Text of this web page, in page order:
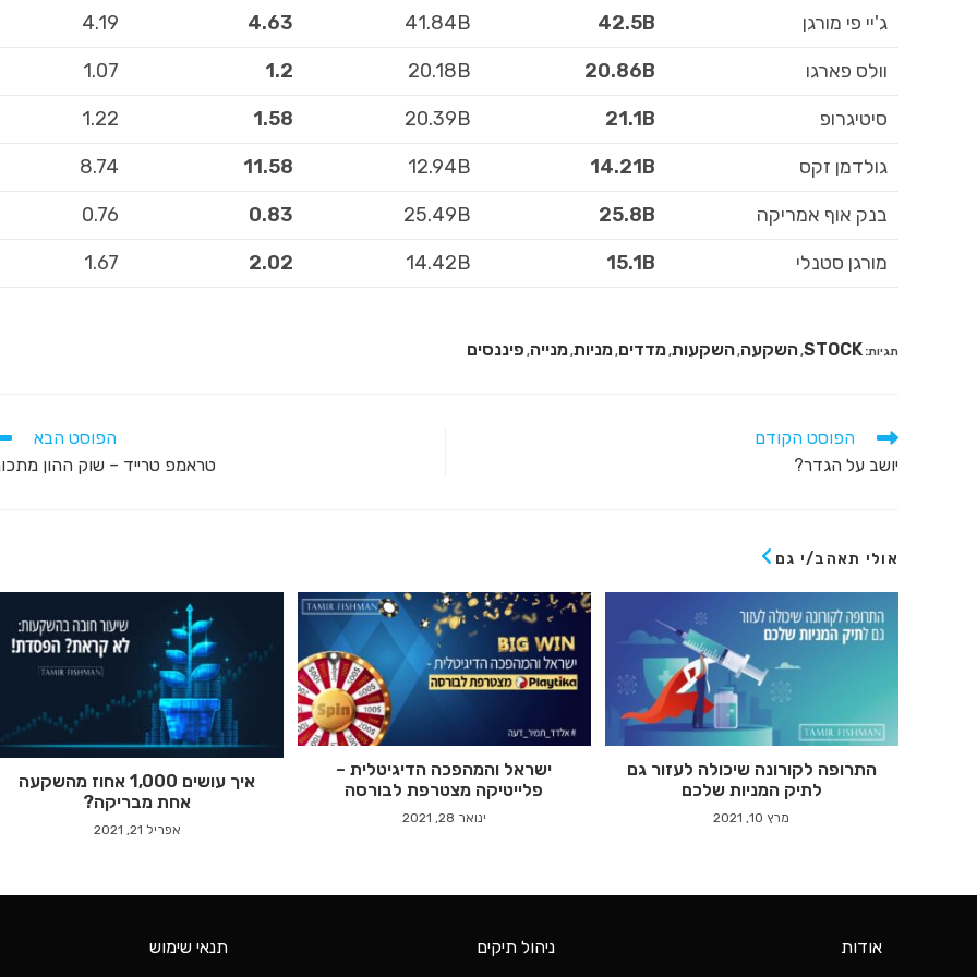
ג'יי פי מורגן 42.5B
41.84B
4.63
4.19
וולס פארגו
20.86B
20.18B
1.2
1.07
סיטיגרופ
21.1B
20.39B
1.58
1.22
גולדמן זקס
14.21B
12.94B
11.58
8.74
בנק אוף אמריקה
25.8B
25.49B
0.83
0.76
מורגן סטנלי
15.1B
14.42B
2.02
1.67
תגיות:
STOCK
,השקעה,השקעות,מדדים,מניות,מנייה, פיננסים
הפוסט הקודם
יושב על הגדר?
הפוסט הבא
טראמפ טרייד – שוק ההון
אולי תאהב/י גם
איך עושים 1,000 אחוז מהשקעה
אחת מבריקה?
אפריל 21, 2021
ישראל והמהפכה הדיגיטלית –
פלייטיקה מצטרפת לבורסה
ינואר 28, 2021
התרופה לקורונה שיכולה לעזור גם
לתיק המניות שלכם
מרץ 10, 2021
אודות
ניהול תיקים
תנאי שימוש